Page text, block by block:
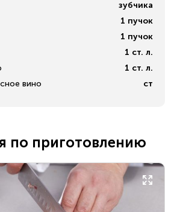
зубчика
1 пучок
1 пучок
1 ст. л.
1 ст. л.
вино
ст
по приготовлению